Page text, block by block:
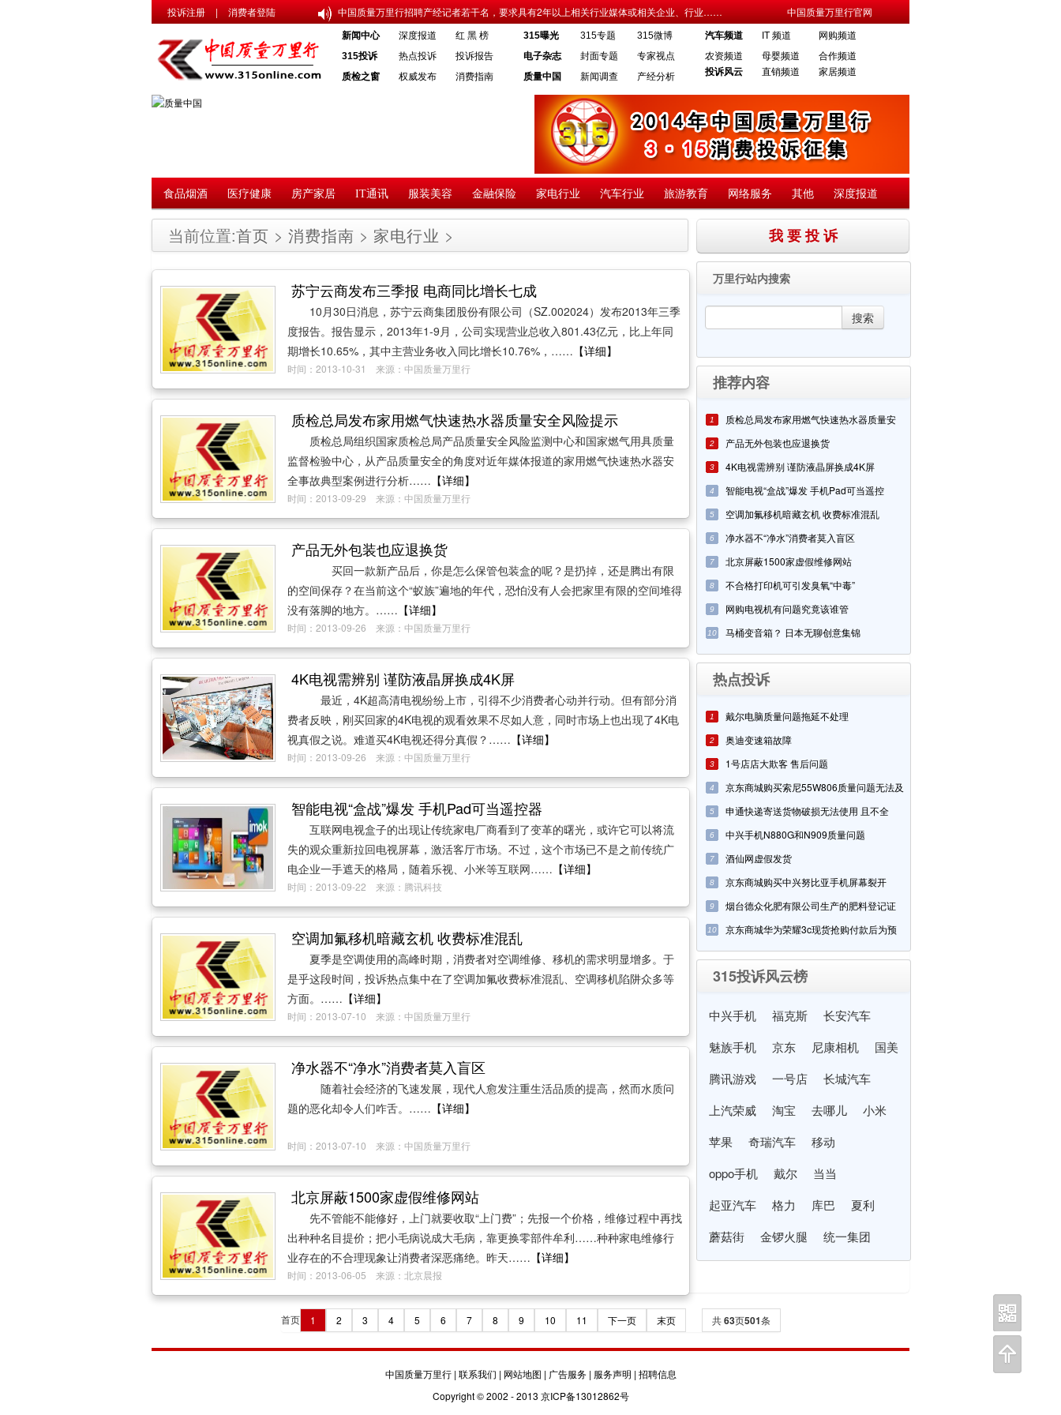
投诉注册 | 消费者登陆 中国质量万里行招聘产经记者若干名，要求具有2年以上相关行业媒体或相关企业、行业…… 中国质量万里行官网
新闻中心 深度报道
红 黑 榜
315投诉
热点投诉
投诉报告
质检之窗
权威发布 消费指南
315曝光 315专题
315微博
电子杂志
封面专题
专家视点
质量中国
新闻调查 产经分析
汽车频道 IT 频道
网购频道
农资频道
母婴频道
合作频道
投诉风云
直销频道 家居频道
食品烟酒 医疗健康 房产家居 IT通讯 服装美容 金融保险 家电行业 汽车行业 旅游教育 网络服务 其他 深度报道
当前位置:首页 > 消费指南 > 家电行业 >
苏宁云商发布三季报 电商同比增长七成
10月30日消息，苏宁云商集团股份有限公司（SZ.002024）发布2013年三季
度报告。报告显示，2013年1-9月，公司实现营业总收入801.43亿元，比上年同
期增长10.65%，其中主营业务收入同比增长10.76%，…… 【详细】
时间：2013-10-31 来源：中国质量万里行
质检总局发布家用燃气快速热水器质量安全风险提示
质检总局组织国家质检总局产品质量安全风险监测中心和国家燃气用具质量
监督检验中心，从产品质量安全的角度对近年媒体报道的家用燃气快速热水器安
全事故典型案例进行分析…… 【详细】
时间：2013-09-29 来源：中国质量万里行
产品无外包装也应退换货
买回一款新产品后，你是怎么保管包装盒的呢？是扔掉，还是腾出有限
的空间保存？在当前这个“蚁族”遍地的年代，恐怕没有人会把家里有限的空间堆得
没有落脚的地方。…… 【详细】
时间：2013-09-26 来源：中国质量万里行
4K电视需辨别 谨防液晶屏换成4K屏
最近，4K超高清电视纷纷上市，引得不少消费者心动并行动。但有部分消
费者反映，刚买回家的4K电视的观看效果不尽如人意，同时市场上也出现了4K电
视真假之说。难道买4K电视还得分真假？…… 【详细】
时间：2013-09-26 来源：中国质量万里行
智能电视“盒战”爆发 手机Pad可当遥控器
互联网电视盒子的出现让传统家电厂商看到了变革的曙光，或许它可以将流
失的观众重新拉回电视屏幕，激活客厅市场。不过，这个市场已不是之前传统广
电企业一手遮天的格局，随着乐视、小米等互联网…… 【详细】
时间：2013-09-22 来源：腾讯科技
空调加氟移机暗藏玄机 收费标准混乱
夏季是空调使用的高峰时期，消费者对空调维修、移机的需求明显增多。于
是乎这段时间，投诉热点集中在了空调加氟收费标准混乱、空调移机陷阱众多等
方面。…… 【详细】
时间：2013-07-10 来源：中国质量万里行
净水器不“净水”消费者莫入盲区
随着社会经济的飞速发展，现代人愈发注重生活品质的提高，然而水质问
题的恶化却令人们咋舌。…… 【详细】
时间：2013-07-10 来源：中国质量万里行
北京屏蔽1500家虚假维修网站
先不管能不能修好，上门就要收取“上门费”；先报一个价格，维修过程中再找
出种种名目提价；把小毛病说成大毛病，靠更换零部件牟利……种种家电维修行
业存在的不合理现象让消费者深恶痛绝。昨天…… 【详细】
时间：2013-06-05 来源：北京晨报
我 要 投 诉
万里行站内搜索
搜索
推荐内容
1 质检总局发布家用燃气快速热水器质量安
2 产品无外包装也应退换货
3 4K电视需辨别 谨防液晶屏换成4K屏
4 智能电视“盒战”爆发 手机Pad可当遥控
5 空调加氟移机暗藏玄机 收费标准混乱
6 净水器不“净水”消费者莫入盲区
7 北京屏蔽1500家虚假维修网站
8 不合格打印机可引发臭氧“中毒”
9 网购电视机有问题究竟该谁管
10 马桶变音箱？ 日本无聊创意集锦
热点投诉
1 戴尔电脑质量问题拖延不处理
2 奥迪变速箱故障
3 1号店店大欺客 售后问题
4 京东商城购买索尼55W806质量问题无法及
5 申通快递寄送货物破损无法使用 且不全
6 中兴手机N880G和N909质量问题
7 酒仙网虚假发货
8 京东商城购买中兴努比亚手机屏幕裂开
9 烟台德众化肥有限公司生产的肥料登记证
10 京东商城华为荣耀3c现货抢购付款后为预
315投诉风云榜
中兴手机 福克斯
长安汽车
魅族手机
京东 尼康相机
国美
腾讯游戏
一号店
长城汽车
上汽荣威
淘宝 去哪儿
小米
苹果
奇瑞汽车
移动
oppo手机
戴尔
当当
起亚汽车
格力 库巴
夏利
蘑菇街
金锣火腿
统一集团
共63页501条
首页 1 2 3 4 5 6 7 8 9 10 11 下一页 末页
中国质量万里行| 联系我们 | 网站地图 | 广告服务| 服务声明 | 招聘信息
Copyright © 2002 - 2013 京ICP备13012862号